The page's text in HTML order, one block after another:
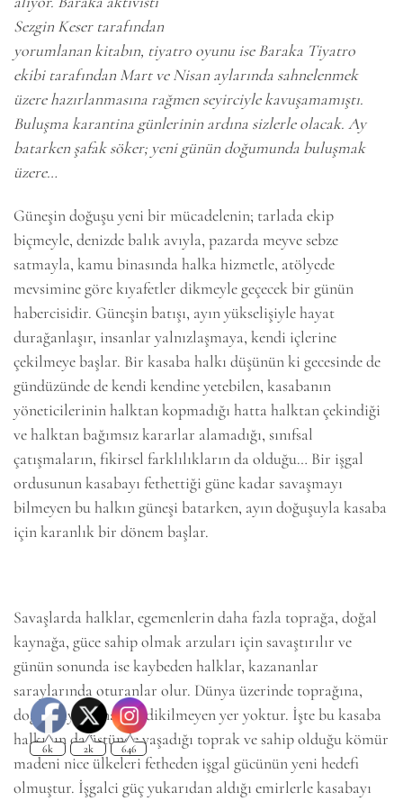
Sezgin Keser tarafından
yorumlanan kitabın, tiyatro oyunu ise Baraka Tiyatro
ekibi tarafından Mart ve Nisan aylarında sahnelenmek
üzere hazırlanmasına rağmen seyirciyle kavuşamamıştı.
Buluşma karantina günlerinin ardına sizlerle olacak. Ay
batarken şafak söker; yeni günün doğumunda buluşmak
üzere…
Güneşin doğuşu yeni bir mücadelenin; tarlada ekip
biçmeyle, denizde balık avıyla, pazarda meyve sebze
satmayla, kamu binasında halka hizmetle, atölyede
mevsimine göre kıyafetler dikmeyle geçecek bir günün
habercisidir. Güneşin batışı, ayın yükselişiyle hayat
durağanlaşır, insanlar yalnızlaşmaya, kendi içlerine
çekilmeye başlar. Bir kasaba halkı düşünün ki gecesinde de
gündüzünde de kendi kendine yetebilen, kasabanın
yöneticilerinin halktan kopmadığı hatta halktan çekindiği
ve halktan bağımsız kararlar alamadığı, sınıfsal
çatışmaların, fikirsel farklılıkların da olduğu… Bir işgal
ordusunun kasabayı fethettiği güne kadar savaşmayı
bilmeyen bu halkın güneşi batarken, ayın doğuşuyla kasaba
için karanlık bir dönem başlar.
Savaşlarda halklar, egemenlerin daha fazla toprağa, doğal
kaynağa, güce sahip olmak arzuları için savaştırılır ve
günün sonunda ise kaybeden halklar, kazananlar
saraylarında oturanlar olur. Dünya üzerinde toprağına,
doğal kaynağına göz dikilmeyen yer yoktur. İşte bu kasaba
halkının da üstünde yaşadığı toprak ve sahip olduğu kömür
madeni nice ülkeleri fetheden işgal gücünün yeni hedefi
olmuştur. İşgalci güç yukarıdan aldığı emirlerle kasabayı